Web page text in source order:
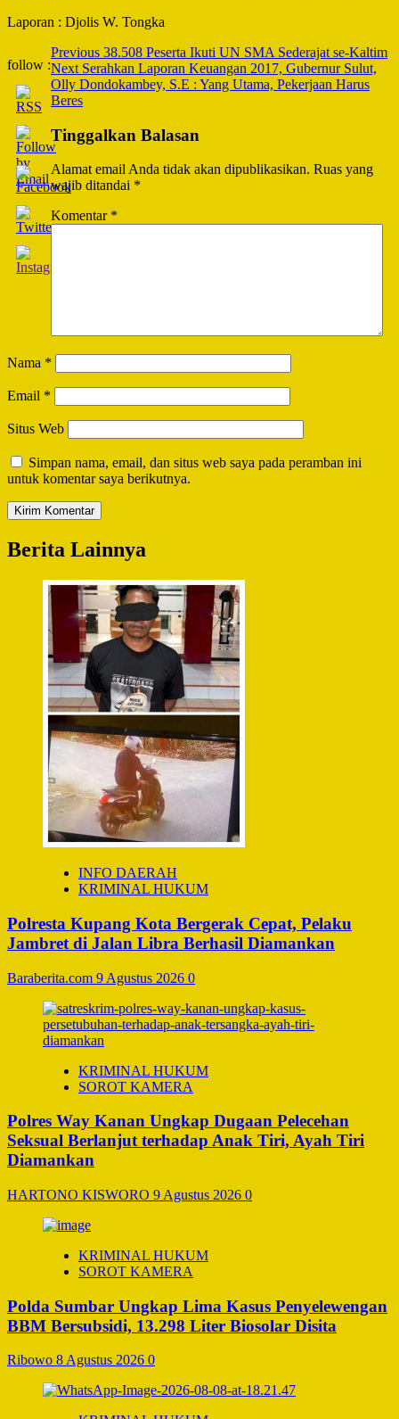
Laporan : Djolis W. Tongka
follow :
Post
Navigation
Previous 38.508 Peserta Ikuti UN SMA Sederajat se-Kaltim
Next Serahkan Laporan Keuangan 2017, Gubernur Sulut,
Olly Dondokambey, S.E : Yang Utama, Pekerjaan Harus
Beres
Tinggalkan Balasan
Alamat email Anda tidak akan dipublikasikan. Ruas yang
wajib ditandai *
Komentar *
Nama *
Email *
Situs Web
Simpan nama, email, dan situs web saya pada peramban ini
untuk komentar saya berikutnya.
Berita Lainnya
INFO DAERAH
KRIMINAL HUKUM
Polresta Kupang Kota Bergerak Cepat, Pelaku
Jambret di Jalan Libra Berhasil Diamankan
Baraberita.com 9 Agustus 2026 0
KRIMINAL HUKUM
SOROT KAMERA
Polres Way Kanan Ungkap Dugaan Pelecehan
Seksual Berlanjut terhadap Anak Tiri, Ayah Tiri
Diamankan
HARTONO KISWORO 9 Agustus 2026 0
KRIMINAL HUKUM
SOROT KAMERA
Polda Sumbar Ungkap Lima Kasus Penyelewengan
BBM Bersubsidi, 13.298 Liter Biosolar Disita
Ribowo 8 Agustus 2026 0